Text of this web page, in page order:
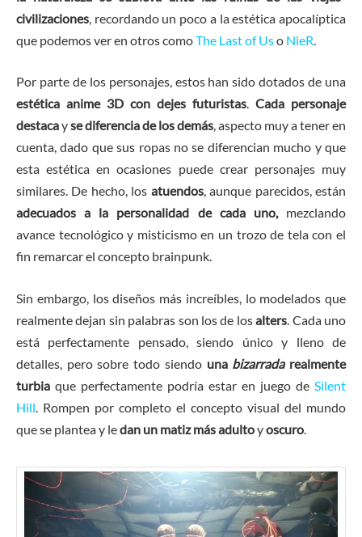
civilizaciones , recordando un poco a la estética apocalíptica
que podemos ver en otros comoThe Last of Uso NieR
Por parte de los personajes, estos han sido dotados de una
estética anime 3D con dejes futuristas. Cada personaje
destacayse diferencia de los demás, aspecto muy a tener en
cuenta, dado que sus ropas no se diferencian mucho y que
esta estética en ocasiones puede crear personajes muy
similares. De hecho, los atuendos, aunque parecidos, están
adecuados a la personalidad de cada uno,mezclando
avance tecnológico y misticismo en un trozo de tela con el
fin remarcar el concepto brainpunk.
Sin embargo, los diseños más increíbles, lo modelados que
realmente dejan sin palabras son los de losalters . Cada uno
está perfectamente pensado, siendo único y lleno de
detalles, pero sobre todo siendo una bizarrada realmente
turbia que perfectamente podría estar en juego de Silent
Hill . Rompen por completo el concepto visual del mundo
que se plantea y ledan un matiz más adultoyoscuro